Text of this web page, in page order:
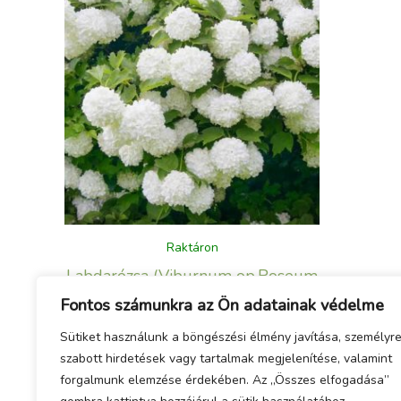
Fontos számunkra az Ön adatainak védelme
Sütiket használunk a böngészési élmény javítása, személyre
szabott hirdetések vagy tartalmak megjelenítése, valamint
forgalmunk elemzése érdekében. Az „Összes elfogadása”
Raktáron
Labdarózsa (Viburnum op.Roseum
Compacta)
3 400Ft